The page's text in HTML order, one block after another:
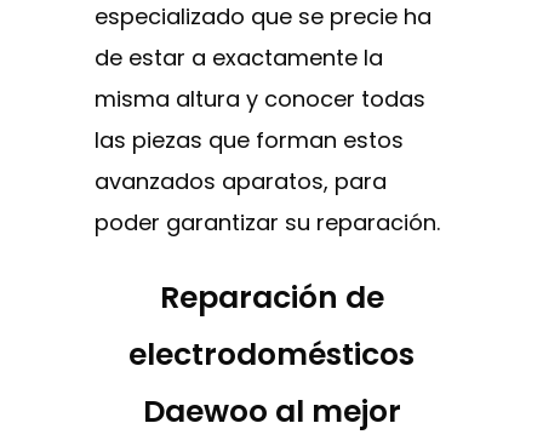
especializado que se precie ha
de estar a exactamente la
misma altura y conocer todas
las piezas que forman estos
avanzados aparatos, para
poder garantizar su reparación.
Reparación de
electrodomésticos
Daewoo al mejor